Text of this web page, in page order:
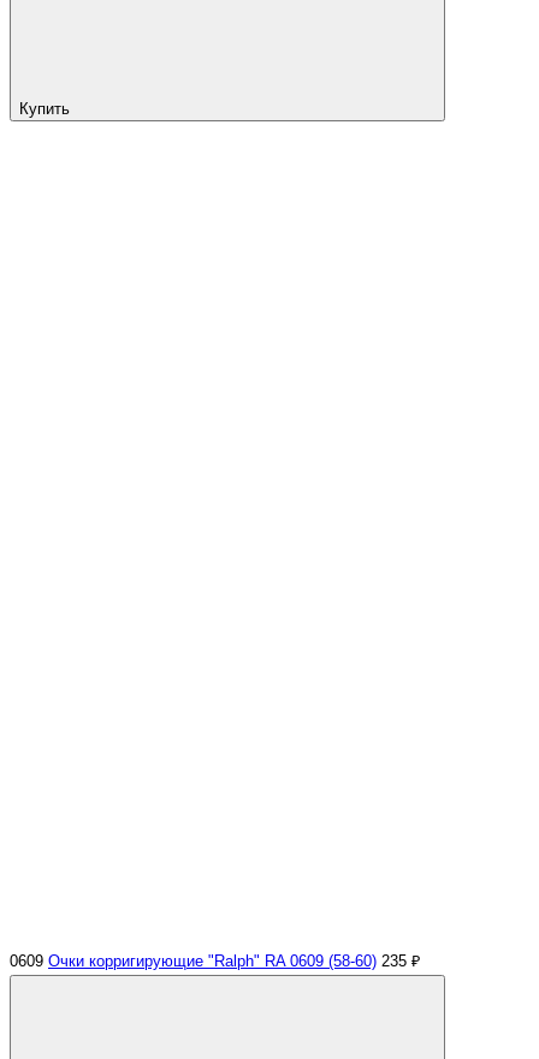
Купить
0609 Очки корригирующие "Ralph" RA 0609 (58-60) 235 ₽